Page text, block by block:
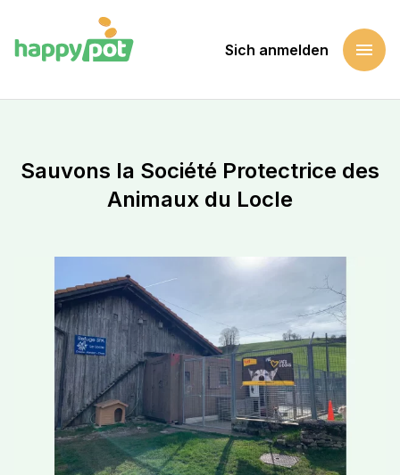
Sich anmelden menu
Sauvons la Société Protectrice des
Animaux du Locle